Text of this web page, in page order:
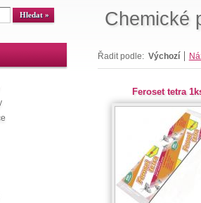
Chemické
Řadit podle: Výchozí
Feroset tetra